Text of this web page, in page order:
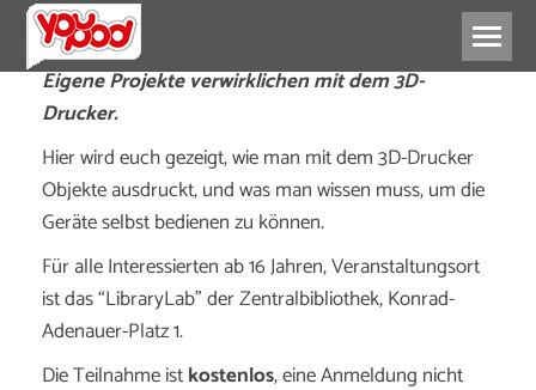
Eigene Projekte verwirklichen mit dem 3D-
Drucker.
Hier wird euch gezeigt, wie man mit dem 3D-Drucker
Objekte ausdruckt, und was man wissen muss, um die
Geräte selbst bedienen zu können.
Für alle Interessierten ab 16 Jahren, Veranstaltungsort
ist das “LibraryLab” der Zentralbibliothek, Konrad-
Adenauer-Platz 1.
Die Teilnahme istkostenlos, eine Anmeldung nicht